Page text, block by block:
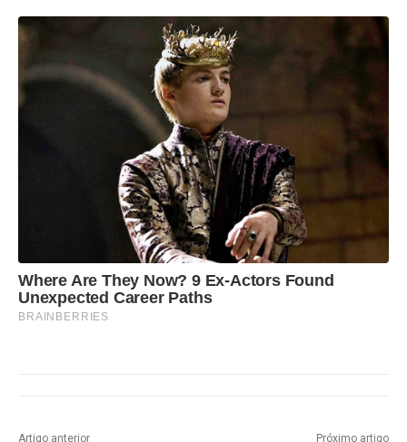
Where Are They Now? 9 Ex-Actors Found
Unexpected Career Paths
BRAINBERRIES
Artigo anterior Próximo artigo